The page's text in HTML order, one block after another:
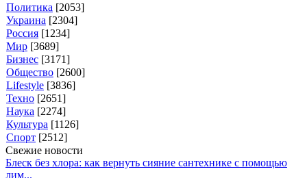
Политика [2053]
Украина [2304]
Россия [1234]
Мир [3689]
Бизнес [3171]
Общество [2600]
Lifestyle [3836]
Техно [2651]
Наука [2274]
Культура [1126]
Спорт [2512]
Свежие новости
Блеск без хлора: как вернуть сияние сантехнике с помощью
лим...